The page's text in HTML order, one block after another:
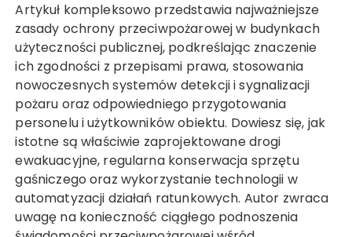
Artykuł kompleksowo przedstawia najważniejsze
zasady ochrony przeciwpożarowej w budynkach
użyteczności publicznej, podkreślając znaczenie
ich zgodności z przepisami prawa, stosowania
nowoczesnych systemów detekcji i sygnalizacji
pożaru oraz odpowiedniego przygotowania
personelu i użytkowników obiektu. Dowiesz się, jak
istotne są właściwie zaprojektowane drogi
ewakuacyjne, regularna konserwacja sprzętu
gaśniczego oraz wykorzystanie technologii w
automatyzacji działań ratunkowych. Autor zwraca
uwagę na konieczność ciągłego podnoszenia